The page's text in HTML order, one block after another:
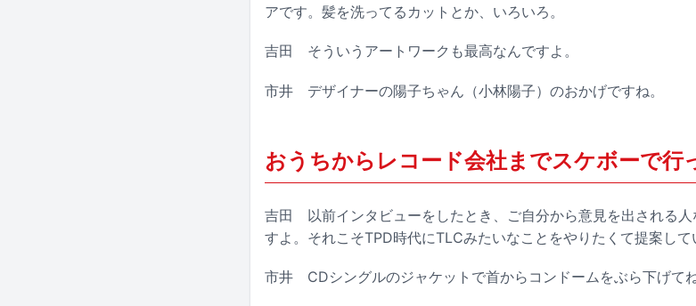
アです。髪を洗ってるカットとか、いろいろ。
吉田 そういうアートワークも最高なんですよ。
市井 デザイナーの陽子ちゃん（小林陽子）のおかげですね。
おうちからレコード会社までスケボーで行
吉田 以前インタビューをしたとき、ご自分から意見を出される
すよ。それこそTPD時代にTLCみたいなことをやりたくて提案して
市井 CDシングルのジャケットで首からコンドームをぶら下げてね